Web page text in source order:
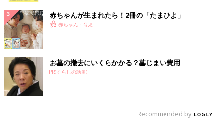
赤ちゃんが生まれたら！2冊の「たまひよ」
赤ちゃん・育児
お墓の撤去にいくらかかる？墓じまい費用
PR(くらしの話題)
Recommended by